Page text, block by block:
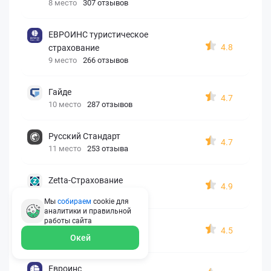
8 место 307 отзывов
ЕВРОИНС туристическое
страхование
9 место 266 отзывов
4.8
Гайде
10 место 287 отзывов
4.7
Русский Стандарт
11 место 253 отзыва
4.7
Zetta-Страхование
4.9
СберСтрахование
13 место 326 отзывов
4.5
Евроинс
Мы собираем cookie для
аналитики и правильной
работы сайта
Окей